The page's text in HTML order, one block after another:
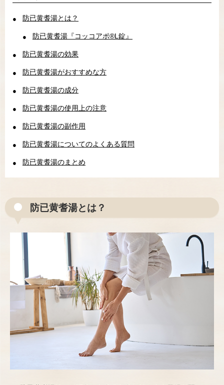
防已黄耆湯とは？
防已黄耆湯『コッコアポ®L錠』
防已黄耆湯の効果
防已黄耆湯がおすすめな方
防已黄耆湯の成分
防已黄耆湯の使用上の注意
防已黄耆湯の副作用
防已黄耆湯についてのよくある質問
防已黄耆湯のまとめ
防已黄耆湯とは？